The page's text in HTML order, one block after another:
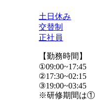
土日休み
交替制
正社員
【勤務時間】
①09:00~17:45
②17:30~02:15
③19:00~03:45
※研修期間は①